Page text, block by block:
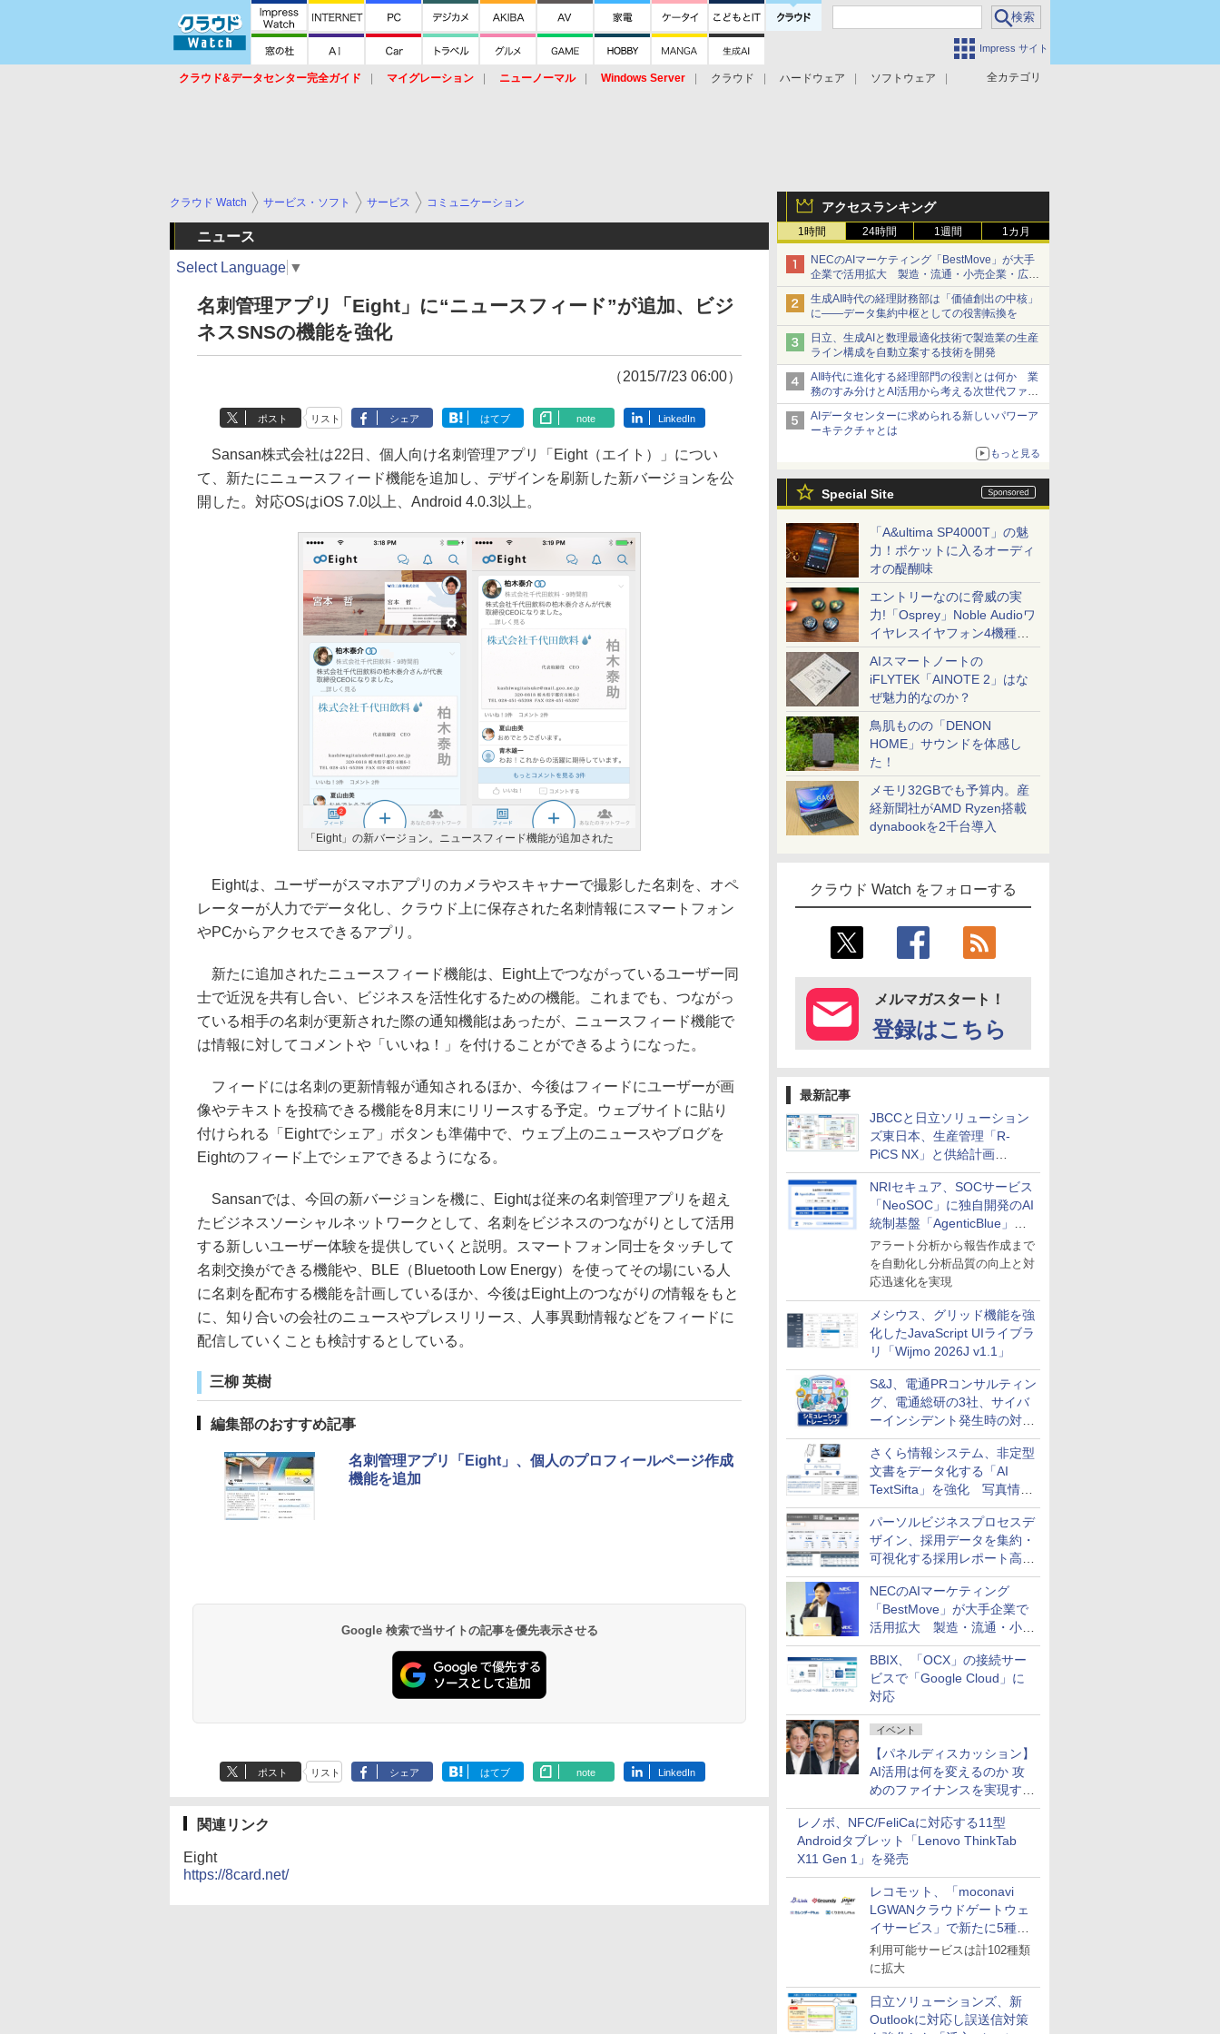
Impress サイト
全カテゴリ
クラウド&データセンター完全ガイド マイグレーション ニューノーマル Windows Server クラウド ハードウェア
ソフトウェア
アクセスランキング
1時間 24時間 1週間 1カ月
NECのAIマーケティング「BestMove」が大手
企業で活用拡大 製造・流通・小売企業・広告
代理店などが実装フェーズへ
生成AI時代の経理財務部は「価値創出の中核」
に――データ集約中枢としての役割転換を
日立、生成AIと数理最適化技術で製造業の生産
ライン構成を自動立案する技術を開発
AI時代に進化する経理部門の役割とは何か 業
務のすみ分けとAI活用から考える次世代ファイ
ナンス戦略
AIデータセンターに求められる新しいパワーア
ーキテクチャとは
もっと見る
Special Site
「A&ultima SP4000T」の魅
力！ポケットに入るオーディ
オの醍醐味
エントリーなのに脅威の実
力!「Osprey」Noble Audioワ
イヤレスイヤフォン4機種を
一気に聴く
AIスマートノートの
iFLYTEK「AINOTE 2」はな
ぜ魅力的なのか？
鳥肌ものの「DENON
HOME」サウンドを体感し
た！
メモリ32GBでも予算内。産
経新聞社がAMD Ryzen搭載
dynabookを2千台導入
クラウド Watch をフォローする
メルマガスタート！
登録はこちら
最新記事
JBCCと日立ソリューション
ズ東日本、生産管理「R-
PiCS NX」と供給計画
「scSQUARE ISP」の連携サ
ービスを提供開始
NRIセキュア、SOCサービス
「NeoSOC」に独自開発のAI
統制基盤「AgenticBlue」を
導入
アラート分析から報告作成まで
を自動化し分析品質の向上と対
応迅速化を実現
メシウス、グリッド機能を強
化したJavaScript UIライブラ
リ「Wijmo 2026J v1.1」
S&J、電通PRコンサルティン
グ、電通総研の3社、サイバ
ーインシデント発生時の対応
と危機管理広報を一体的に訓
練するプログラムを提供
さくら情報システム、非定型
文書をデータ化する「AI
TextSifta」を強化 写真情報
のデータ化などに対応
パーソルビジネスプロセスデ
ザイン、採用データを集約・
可視化する採用レポート高速
化サービスを提供
NECのAIマーケティング
「BestMove」が大手企業で
活用拡大 製造・流通・小売
企業・広告代理店などが実装
フェーズへ
BBIX、「OCX」の接続サー
ビスで「Google Cloud」に
対応
イベント
【パネルディスカッション】
AI活用は何を変えるのか 攻
めのファイナンスを実現する
業務設計とマインドセット変
革
レノボ、NFC/FeliCaに対応する11型
Androidタブレット「Lenovo ThinkTab
X11 Gen 1」を発売
レコモット、「moconavi
LGWANクラウドゲートウェ
イサービス」で新たに5種類
のサービスと連携開始
利用可能サービスは計102種類
に拡大
日立ソリューションズ、新
Outlookに対応し誤送信対策
クラウド Watch サービス・ソフト サービス コミュニケーション
ニュース
Select Language ▼
名刺管理アプリ「Eight」に“ニュースフィード”が追加、ビジ
ネスSNSの機能を強化
（2015/7/23 06:00）
ポスト リスト シェア はてブ note LinkedIn
Sansan株式会社は22日、個人向け名刺管理アプリ「Eight（エイト）」につい
て、新たにニュースフィード機能を追加し、デザインを刷新した新バージョンを公
開した。対応OSはiOS 7.0以上、Android 4.0.3以上。
「Eight」の新バージョン。ニュースフィード機能が追加された
Eightは、ユーザーがスマホアプリのカメラやスキャナーで撮影した名刺を、オペ
レーターが人力でデータ化し、クラウド上に保存された名刺情報にスマートフォン
やPCからアクセスできるアプリ。
新たに追加されたニュースフィード機能は、Eight上でつながっているユーザー同
士で近況を共有し合い、ビジネスを活性化するための機能。これまでも、つながっ
ている相手の名刺が更新された際の通知機能はあったが、ニュースフィード機能で
は情報に対してコメントや「いいね！」を付けることができるようになった。
フィードには名刺の更新情報が通知されるほか、今後はフィードにユーザーが画
像やテキストを投稿できる機能を8月末にリリースする予定。ウェブサイトに貼り
付けられる「Eightでシェア」ボタンも準備中で、ウェブ上のニュースやブログを
Eightのフィード上でシェアできるようになる。
Sansanでは、今回の新バージョンを機に、Eightは従来の名刺管理アプリを超え
たビジネスソーシャルネットワークとして、名刺をビジネスのつながりとして活用
する新しいユーザー体験を提供していくと説明。スマートフォン同士をタッチして
名刺交換ができる機能や、BLE（Bluetooth Low Energy）を使ってその場にいる人
に名刺を配布する機能を計画しているほか、今後はEight上のつながりの情報をもと
に、知り合いの会社のニュースやプレスリリース、人事異動情報などをフィードに
配信していくことも検討するとしている。
三柳 英樹
編集部のおすすめ記事
名刺管理アプリ「Eight」、個人のプロフィールページ作成
機能を追加
Google 検索で当サイトの記事を優先表示させる
ポスト リスト シェア はてブ note LinkedIn
関連リンク
Eight
https://8card.net/